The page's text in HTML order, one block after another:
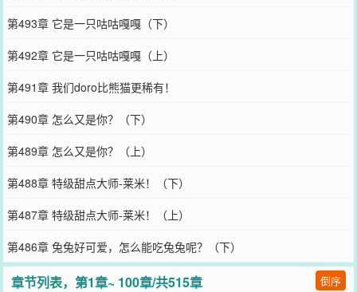
第493章 它是一只咕咕嘎嘎（下）
第492章 它是一只咕咕嘎嘎（上）
第491章 我们doro比熊猫更稀有！
第490章 怎么又是你？（下）
第489章 怎么又是你？（上）
第488章 特级甜点大师-莱米！（下）
第487章 特级甜点大师-莱米！（上）
第486章 兔兔好可爱，怎么能吃兔兔呢？（下）
章节列表，第1章~ 100章/共515章 倒序